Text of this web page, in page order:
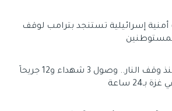
أمنية إسرائيلية تستنجد بترامب لوقف
1203 منذ وقف النار.. وصول 3 شهداء و12 جريحاً
بـ24 ساعة